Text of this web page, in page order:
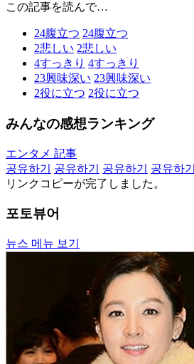
この記事を読んで…
24腹立つ 24腹立つ
2悲しい 2悲しい
4すっきり 4すっきり
23興味深い 23興味深い
2役に立つ 2役に立つ
みんなの感想ランキング
エンタメ 記事
공유하기
공유하기 공유하기 공유하기
リンクコピーが完了しました。
포토뷰어
뉴스 메뉴 보기